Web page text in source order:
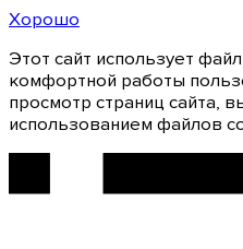
Хорошо
Этот сайт использует
комфортной работы
просмотр страниц сайта,
использованием файлов